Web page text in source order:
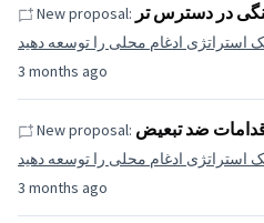
3 months ago
New proposal: در دسترس تر
استراتژی ادغام محلی را توسعه دهید
3 months ago
New proposal: ضد تبعیض
استراتژی ادغام محلی را توسعه دهید